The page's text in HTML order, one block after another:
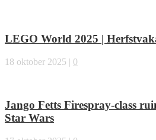
LEGO World 2025 |
18 oktober 2025 | 0
Jango Fetts Firespray-class
Star Wars